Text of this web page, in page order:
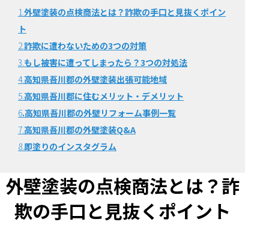
1.外壁塗装の点検商法とは？詐欺の手口と見抜くポイン
ト
2.詐欺に遭わないための3つの対策
3.もし被害に遭ってしまったら？3つの対処法
4.高知県吾川郡の外壁塗装出張可能地域
5.高知県吾川郡に住むメリット・デメリット
6.高知県吾川郡の外壁リフォーム事例一覧
7.高知県吾川郡の外壁塗装Q&A
8.即塗りのインスタグラム
外壁塗装の点検商法とは？詐
欺の手口と見抜くポイント